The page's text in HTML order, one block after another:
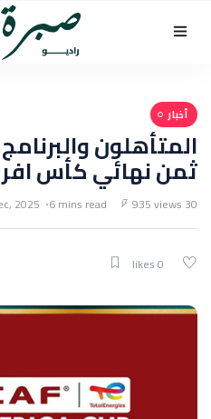
أخبار
المتأهلون
ثمن نهائي كأس
30 Dec, 2025
6 mins read 935 views